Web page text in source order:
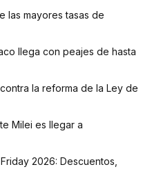
las mayores tasas de
llega con peajes de hasta
la reforma de la Ley de
Milei es llegar a
2026: Descuentos,